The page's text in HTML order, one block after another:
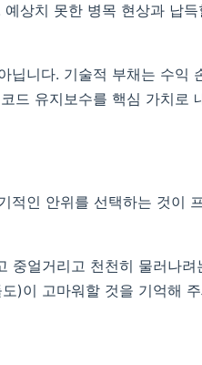
상치 못한 병목 현상과 납
닙니다. 기술적 부채는 수익
드 유지보수를 핵심 가치로
적인 안위를 선택하는 것이
중얼거리고 천천히 물러나
)이 고마워할 것을 기억해